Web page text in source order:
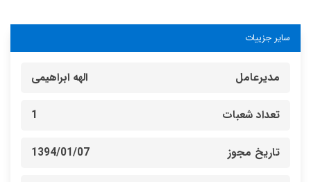
سایر جزییات
مدیرعامل الهه ابراهیمی
تعداد شعبات 1
تاریخ مجوز 1394/01/07